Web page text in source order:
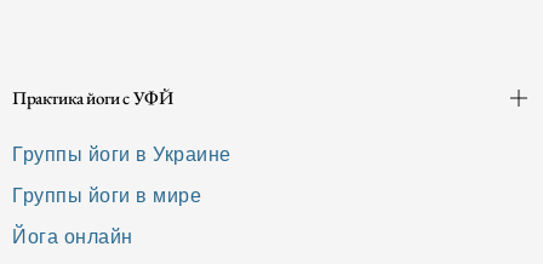
Практика йоги с УФЙ
Группы йоги в Украине
Группы йоги в мире
Йога онлайн